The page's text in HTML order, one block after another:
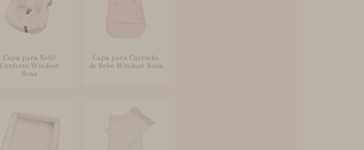
Capa para Bebê
Conforto Windsor
Rosa
Capa para Carrinho
de Bebê Windsor Rosa